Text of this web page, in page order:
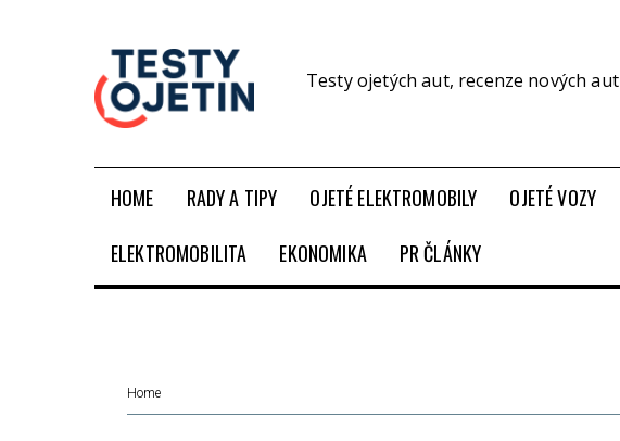
Testy ojetých aut, recenze nových aut
HOME RADY A TIPY OJETÉ ELEKTROMOBILY OJETÉ VOZY
ELEKTROMOBILITA
EKONOMIKA PR ČLÁNKY
Home